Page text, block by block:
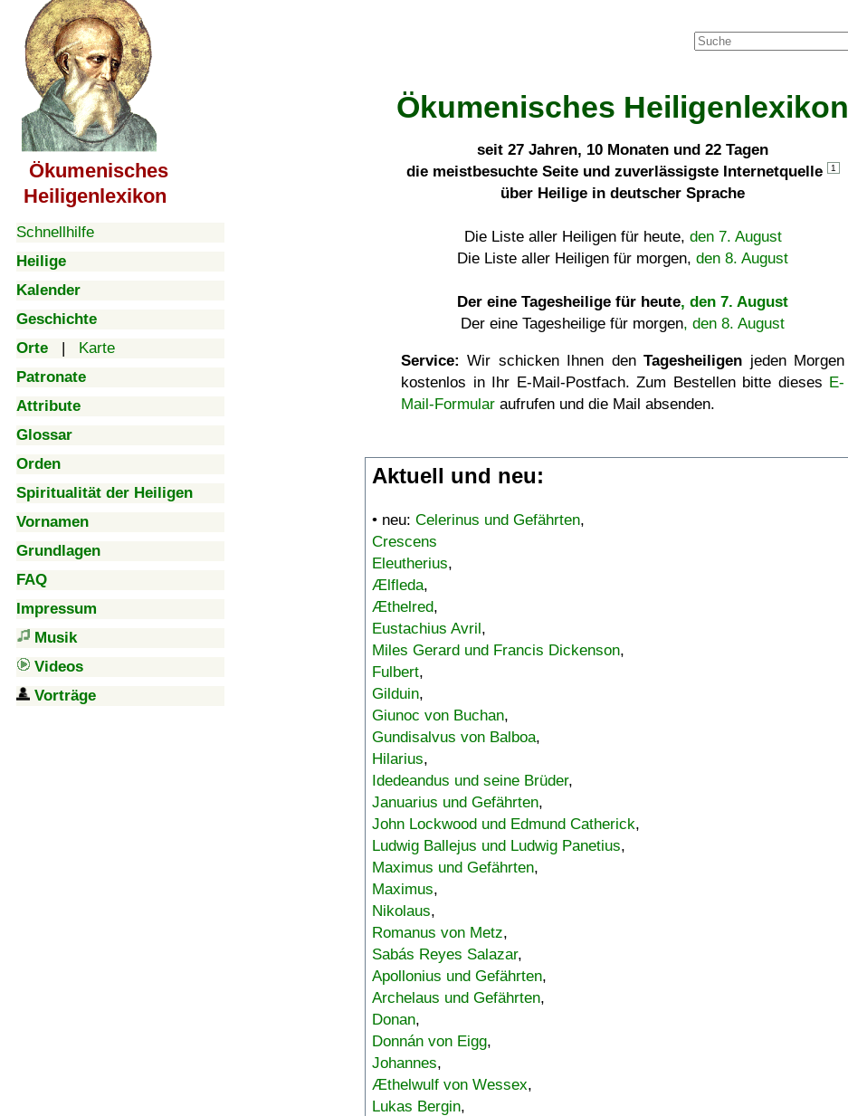
Ökumenisches
Heiligenlexikon
Schnellhilfe
Heilige
Kalender
Geschichte
Orte | Karte
Patronate
Attribute
Glossar
Orden
Spiritualität der Heiligen
Vornamen
Grundlagen
FAQ
Impressum
Musik
Videos
Vorträge
Ökumenisches Heiligenlexikon
seit 27 Jahren, 10 Monaten und 22 Tagen
die meistbesuchte Seite und zuverlässigste Internetquelle
1
über Heilige in deutscher Sprache
Die Liste aller Heiligen für heute, den 7. August
Die Liste aller Heiligen für morgen, den 8. August
Der eine Tagesheilige für heute, den 7. August
Der eine Tagesheilige für morgen, den 8. August
Service: Wir schicken Ihnen denTagesheiligen jeden Morgen
kostenlos in Ihr E-Mail-Postfach. Zum Bestellen bitte dieses E-
Mail-Formular aufrufen und die Mail absenden.
Aktuell und neu:
• neu: Celerinus und Gefährten,
Crescens
Eleutherius,
Ælfleda,
Æthelred,
Eustachius Avril,
Miles Gerard und Francis Dickenson,
Fulbert,
Gilduin,
Giunoc von Buchan,
Gundisalvus von Balboa,
Hilarius,
Idedeandus und seine Brüder,
Januarius und Gefährten,
John Lockwood und Edmund Catherick,
Ludwig Ballejus und Ludwig Panetius,
Maximus und Gefährten,
Maximus,
Nikolaus,
Romanus von Metz,
Sabás Reyes Salazar,
Apollonius und Gefährten,
Archelaus und Gefährten,
Donan,
Donnán von Eigg,
Johannes,
Æthelwulf von Wessex,
Lukas Bergin,